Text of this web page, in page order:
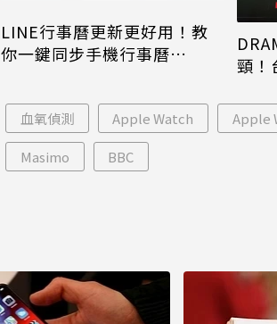
LINE行事曆更新更好用！教
你一鍵同步手機行事曆
頸！
血氧偵測 Apple Watch Apple
Masimo BBC